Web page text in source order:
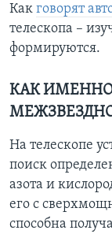
Как говорят
телескопа –
формируются.
КАК ИМЕННО
На телескопе
поиск
азота и
его с
способна